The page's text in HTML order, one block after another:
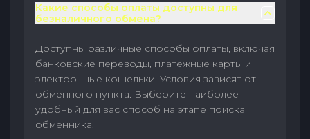
Какие способы оплаты доступны для
безналичного обмена?
Доступны различные способы оплаты, включая
банковские переводы, платежные карты и
электронные кошельки. Условия зависят от
обменного пункта. Выберите наиболее
удобный для вас способ на этапе поиска
обменника.